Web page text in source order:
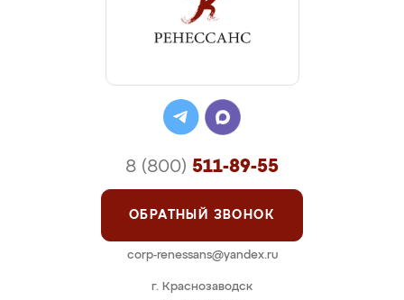
г. Краснозаводск
8 (800) 511-89-55
ОБРАТНЫЙ ЗВОНОК
corp-renessans@yandex.ru